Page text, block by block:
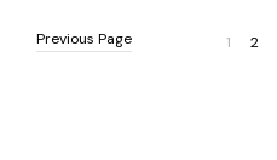
Previous Page
1
2